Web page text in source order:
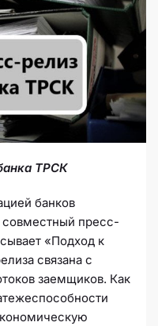
ТРСК
банков
совместный пресс-
«Подход к
связана с
заемщиков. Как